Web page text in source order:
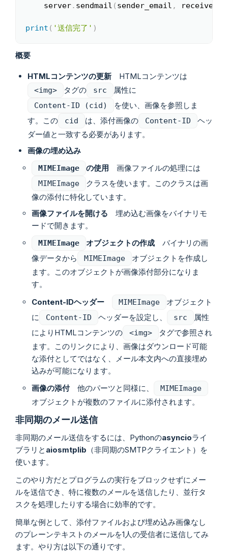
    server
. sendmail ( sender_email ,
print ( '送信完了' )
概要
HTMLコンテンツの更新 HTMLコンテンツは
<img> タグの src 属性に
Content-ID (cid)
を使い、画像を参照しま
す。この
cid は、添付画像の Content-ID
ヘッ
ダー値と一致する必要があります。
画像の埋め込み
MIMEImage の使用 画像ファイルの処理には
MIMEImage
クラスを使います。このクラスは画
像の添付に特化しています。
画像ファイルを開ける 埋め込む画像をバイナリモ
ードで開きます。
MIMEImage オブジェクトの作成バイナリの画
像データから
MIMEImage
オブジェクトを作成し
ます。このオブジェクトが画像添付部分になりま
す。
Content-IDヘッダー
MIMEImage
オブジェクト
に
Content-ID ヘッダーを設定し、 src
属性
によりHTMLコンテンツの
<img>
タグで参照され
ます。このリンクにより、画像はダウンロード可能
な添付としてではなく、メール本文内への直接埋め
込みが可能になります。
画像の添付他のパーツと同様に、 MIMEImage
オブジェクトが複数のファイルに添付されます。
非同期のメール送信
非同期のメール送信をするには、Pythonのasyncioライ
ブラリと aiosmtplib （非同期のSMTPクライエント）を
使います。
このやり方だとプログラムの実行をブロックせずにメー
ルを送信でき、特に複数のメールを送信したり、並行タ
スクを処理したりする場合に効率的です。
簡単な例として、添付ファイルおよび埋め込み画像なし
のプレーンテキストのメールを1人の受信者に送信してみ
ます。やり方は以下の通りです。